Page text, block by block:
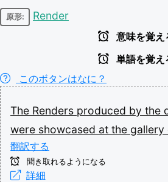
原形: Render
意味を覚え
単語を覚え
このボタンはなに？
The Renders produced by the
were showcased at the gallery
翻訳する
聞き取れるようになる
詳細